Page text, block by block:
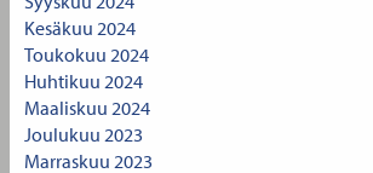
Kesäkuu 2024
Toukokuu 2024
Huhtikuu 2024
Maaliskuu 2024
Joulukuu 2023
Marraskuu 2023